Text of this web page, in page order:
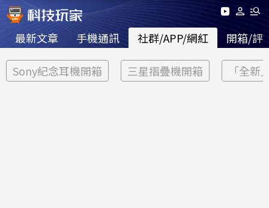
最新文章 手機通訊 社群/APP/網紅 開箱/評
Sony紀念耳機開箱 三星摺疊機開箱 「全新